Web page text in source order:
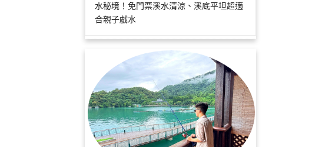
水秘境！免門票溪水清涼、溪底平坦超適
合親子戲水